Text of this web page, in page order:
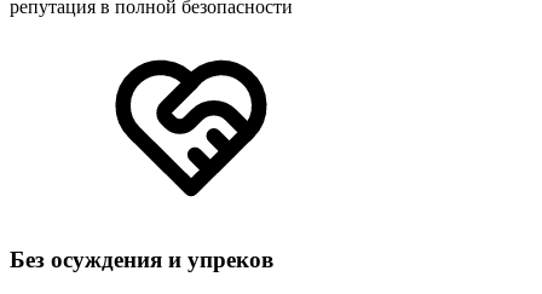
репутация в полной безопасности
Без осуждения и упреков